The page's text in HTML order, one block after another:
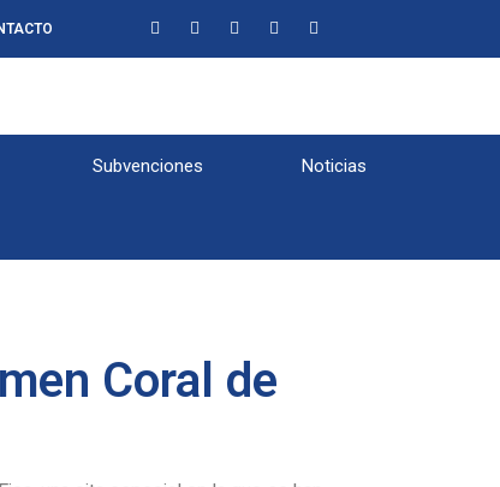
Subvenciones Noticias
Coral de